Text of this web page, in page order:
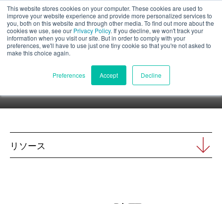
This website stores cookies on your computer. These cookies are used to
improve your website experience and provide more personalized services to
you, both on this website and through other media. To find out more about the
cookies we use, see our Privacy Policy. If you decline, we won't track your
information when you visit our site. But in order to comply with your
preferences, we'll have to use just one tiny cookie so that you're not asked to
make this choice again.
Preferences Accept Decline
パート評価
アプリケーション
ケーススタディ
私たちが何をしてきたか、どのようにしてきたか、そしてそ
れがどのようにお客様の成功に役立ったかをご覧ください。
リソース